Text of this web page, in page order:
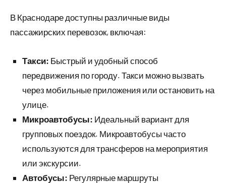
В Краснодаре доступны различные виды
пассажирских перевозок, включая:
Такси: Быстрый и удобный способ
передвижения по городу. Такси можно вызвать
через мобильные приложения или остановить на
улице.
Микроавтобусы: Идеальный вариант для
групповых поездок. Микроавтобусы часто
используются для трансферов на мероприятия
или экскурсии.
Автобусы: Регулярные маршруты